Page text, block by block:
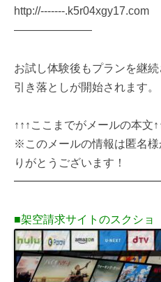
http://-------.k5r04xgy17.com
―――――――
お試し体験後もプランを継
引き落としが開始されます。
↑↑↑ここまでがメールの本文
※このメールの情報は匿名
りがとうございます！
■架空請求サイトのスクショ